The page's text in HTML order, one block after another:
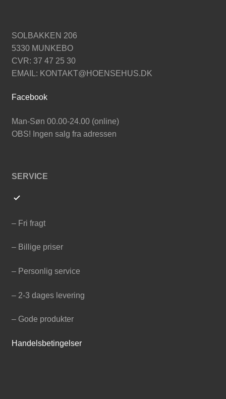
SOLBAKKEN 206
5330 MUNKEBO
CVR: 37 47 25 30
EMAIL: KONTAKT@HOENSEHUS.DK
Facebook
Man-Søn 00.00-24.00 (online)
OBS! Ingen salg fra adressen
SERVICE
– Fri fragt
– Billige priser
– Personlig service
– 2-3 dages levering
– Gode produkter
Handelsbetingelser